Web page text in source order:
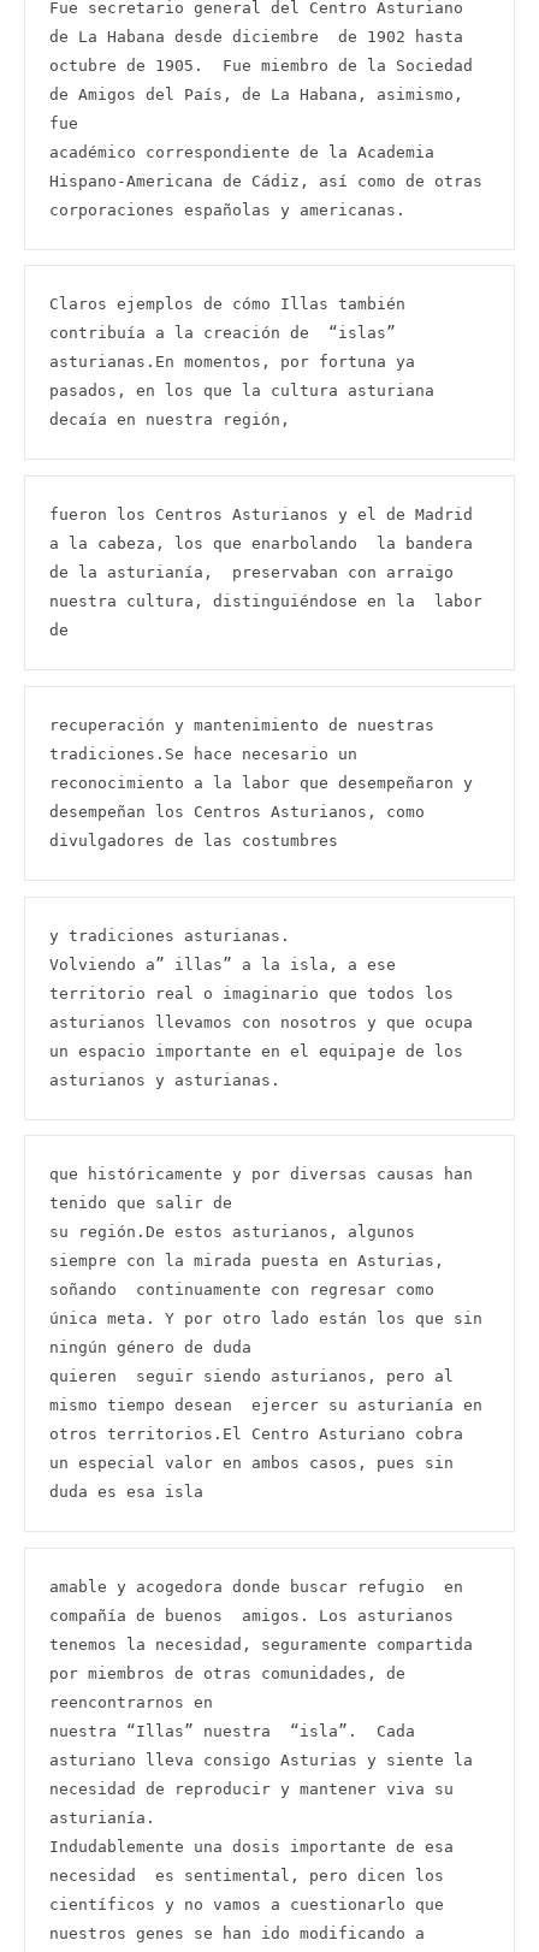
Fue secretario general del Centro Asturiano
de La Habana desde diciembre  de 1902 hasta
octubre de 1905.  Fue miembro de la Sociedad
de Amigos del País, de La Habana, asimismo,
fue
académico correspondiente de la Academia
Hispano-Americana de Cádiz, así como de otras
corporaciones españolas y americanas.
Claros ejemplos de cómo Illas también
contribuía a la creación de  “islas”
asturianas.En momentos, por fortuna ya
pasados, en los que la cultura asturiana
decaía en nuestra región,
fueron los Centros Asturianos y el de Madrid
a la cabeza, los que enarbolando  la bandera
de la asturianía,  preservaban con arraigo
nuestra cultura, distinguiéndose en la  labor
de
recuperación y mantenimiento de nuestras
tradiciones.Se hace necesario un
reconocimiento a la labor que desempeñaron y
desempeñan los Centros Asturianos, como
divulgadores de las costumbres
y tradiciones asturianas.
Volviendo a” illas” a la isla, a ese
territorio real o imaginario que todos los
asturianos llevamos con nosotros y que ocupa
un espacio importante en el equipaje de los
asturianos y asturianas.
que históricamente y por diversas causas han
tenido que salir de
su región.De estos asturianos, algunos
siempre con la mirada puesta en Asturias,
soñando  continuamente con regresar como
única meta. Y por otro lado están los que sin
ningún género de duda
quieren  seguir siendo asturianos, pero al
mismo tiempo desean  ejercer su asturianía en
otros territorios.El Centro Asturiano cobra
un especial valor en ambos casos, pues sin
duda es esa isla
amable y acogedora donde buscar refugio  en
compañía de buenos  amigos. Los asturianos
tenemos la necesidad, seguramente compartida
por miembros de otras comunidades, de
reencontrarnos en
nuestra “Illas” nuestra  “isla”.  Cada
asturiano lleva consigo Asturias y siente la
necesidad de reproducir y mantener viva su
asturianía.
Indudablemente una dosis importante de esa
necesidad  es sentimental, pero dicen los
científicos y no vamos a cuestionarlo que
nuestros genes se han ido modificando a